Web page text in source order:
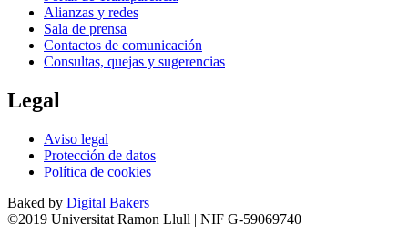
Alianzas y redes
Sala de prensa
Contactos de comunicación
Consultas, quejas y sugerencias
Legal
Aviso legal
Protección de datos
Política de cookies
Baked by Digital Bakers
©2019 Universitat Ramon Llull | NIF G-59069740